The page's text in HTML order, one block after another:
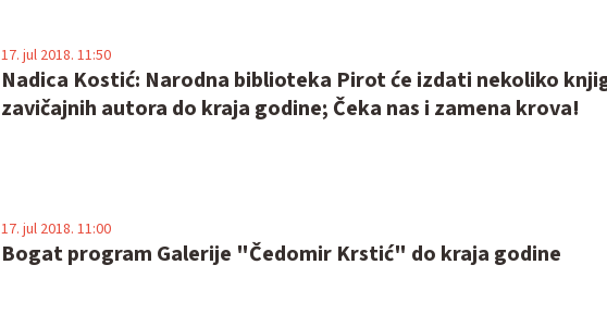
Nadica Kostić: Narodna biblioteka Pirot će izdati nekoliko
zavičajnih autora do kraja godine; Čeka nas i zamena krova!
17. jul 2018. 11:50
Bogat program Galerije "Čedomir Krstić" do kraja godine
17. jul 2018. 11:00